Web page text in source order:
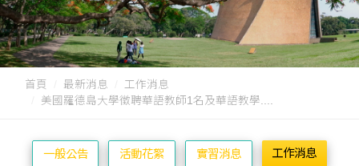
首頁 最新消息
工作消息
美國羅德島大學徵聘華語教師1名及華語教學....
一般公告 活動花絮 實習消息 工作消息